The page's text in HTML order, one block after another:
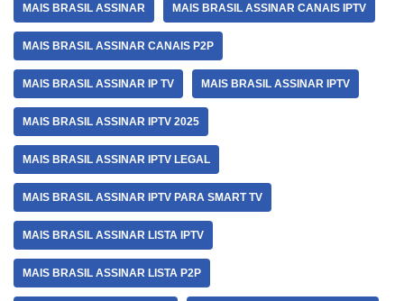
MAIS BRASIL ASSINAR MAIS BRASIL ASSINAR CANAIS IPTV
MAIS BRASIL ASSINAR CANAIS P2P
MAIS BRASIL ASSINAR IP TV MAIS BRASIL ASSINAR IPTV
MAIS BRASIL ASSINAR IPTV 2025
MAIS BRASIL ASSINAR IPTV LEGAL
MAIS BRASIL ASSINAR IPTV PARA SMART TV
MAIS BRASIL ASSINAR LISTA IPTV
MAIS BRASIL ASSINAR LISTA P2P